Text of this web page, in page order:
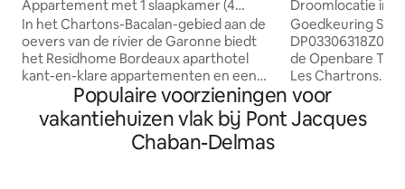
Appartement met 1 slaapkamer (4
personen) in de buurt van de rivier de
Garonne
In het Chartons-Bacalan-gebied aan de
oevers van de rivier de Garonne biedt
het Residhome Bordeaux aparthotel
kant-en-klare appartementen en een
breed scala aan aangepaste diensten en
voorzieningen. Geschikt voor maximaal
4 personen, het appartement heeft een
slaapkamer, een uitgeruste keuken, een
Droomlocatie in
garage tegen
Goedkeuring
de Openbare
Les Chartrons.
patio en
euro/nacht)!
slechts een paar
Populaire voorzieningen voor
vakantiehuizen vlak bij Pont Jacques
Chaban-Delmas